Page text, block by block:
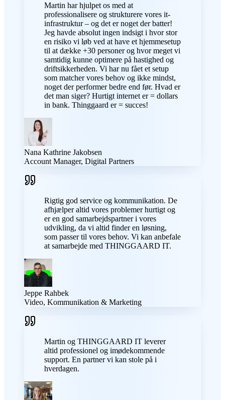
Martin har hjulpet os med at
professionalisere og strukturere vores it-
infrastruktur – og det er noget der batter!
Jeg havde absolut ingen indsigt i hvor stor
en risiko vi løb ved at have et hjemmesetup
til at dække +30 personer og hvor meget vi
samtidig kunne optimere på hastighed og
driftsikkerheden. Vi har nu fået et setup
som matcher vores behov og ikke mindst,
noget der performer bedre end før. Hvad er
det man siger? Hurtigt internet er = dollars
in bank. Thinggaard er = succes!
Nana Kathrine Jakobsen
Account Manager, Digital Partners
Rigtig god service og kommunikation. De
afhjælper altid vores problemer hurtigt og
er en god samarbejdspartner i vores
udvikling, da vi altid finder en løsning,
som passer til vores behov. Vi kan anbefale
at samarbejde med THINGGAARD IT.
Jeppe Rahbek
Video, Kommunikation & Marketing
Martin og THINGGAARD IT leverer
altid professionel og imødekommende
support. En partner vi kan stole på i
hverdagen.